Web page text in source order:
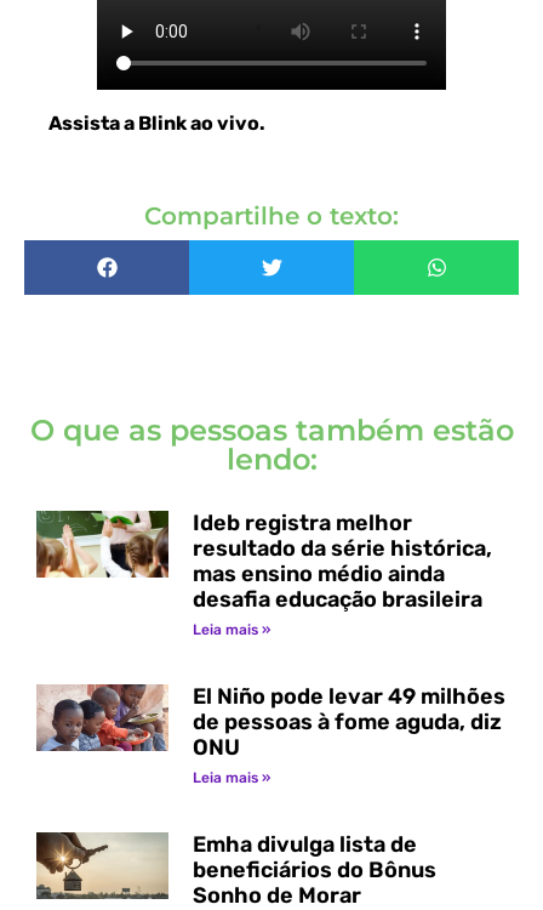
Assista a Blink ao vivo.
Compartilhe o texto:
O que as pessoas também estão
lendo:
Ideb registra melhor
resultado da série histórica,
mas ensino médio ainda
desafia educação brasileira
Leia mais »
El Niño pode levar 49 milhões
de pessoas à fome aguda, diz
ONU
Leia mais »
Emha divulga lista de
beneficiários do Bônus
Sonho de Morar